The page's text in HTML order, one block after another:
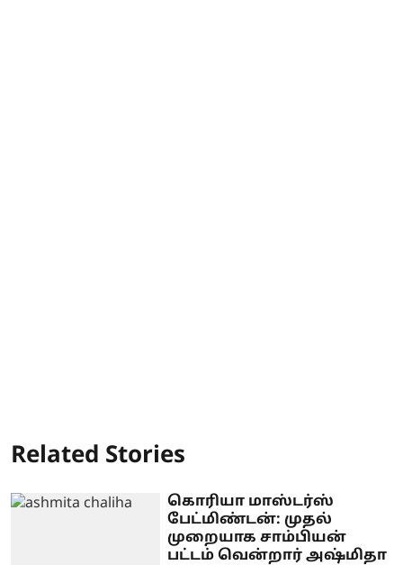
Related Stories
கொரியா மாஸ்டர்ஸ்
பேட்மிண்டன்: முதல்
முறையாக சாம்பியன்
பட்டம் வென்றார் அஷ்மிதா